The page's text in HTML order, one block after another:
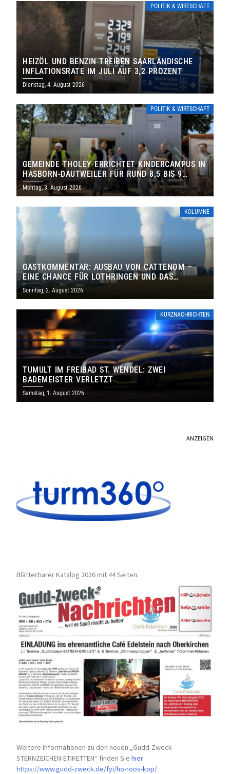
POLITIK & WIRTSCHAFT
HEIZÖL UND BENZIN TREIBEN SAARLÄNDISCHE
INFLATIONSRATE IM JULI AUF 3,2 PROZENT
Dienstag, 4. August 2026
POLITIK & WIRTSCHAFT
GEMEINDE THOLEY ERRICHTET KINDERCAMPUS IN
HASBORN-DAUTWEILER FÜR RUND 8,5 BIS 9
MILLIONEN EURO
Montag, 3. August 2026
KOLUMNE
GASTKOMMENTAR: AUSBAU VON CATTENOM –
EINE CHANCE FÜR LOTHRINGEN UND DAS
SAARLAND
Sonntag, 2. August 2026
KURZNACHRICHTEN
TUMULT IM FREIBAD ST. WENDEL: ZWEI
BADEMEISTER VERLETZT
Samstag, 1. August 2026
ANZEIGEN
Blätterbarer Katalog 2026 mit 44 Seiten:
Weitere Informationen zu den neuen „Gudd-Zweck-
STERNZEICHEN-ETIKETTEN“ finden Siehier:
https://www.gudd-zweck.de/fyi/ho-roos-kop/